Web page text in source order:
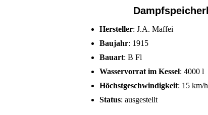
Hersteller: J.A. Maffei
Baujahr: 1915
Bauart: B Fl
Wasservorrat im Kessel: 4000 l
Höchstgeschwindigkeit: 15 km/h
Status: ausgestellt